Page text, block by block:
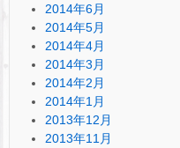
2014年6月
2014年5月
2014年4月
2014年3月
2014年2月
2014年1月
2013年12月
2013年11月